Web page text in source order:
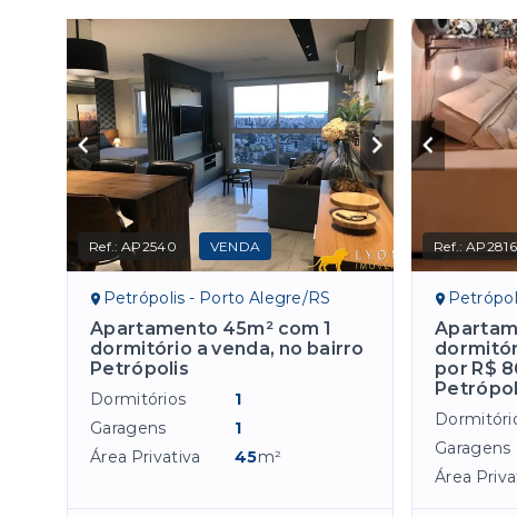
Ref.:AP2540 VENDA
Petrópolis - Porto Alegre/RS
Apartamento 45m² com 1
dormitório a venda, no bairro
Petrópolis
Dormitórios
1
Garagens
1
Área Privativa
45m²
Ref.:AP2816
por R$
Garagens
Área